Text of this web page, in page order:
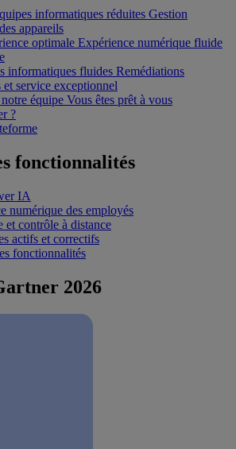
informatiques réduites Gestion
appareils
optimale Expérience numérique fluide
informatiques fluides Remédiations
et service exceptionnel
équipe Vous êtes prêt à vous
?
fonctionnalités
IA
numérique des employés
et contrôle à distance
actifs et correctifs
fonctionnalités
2026